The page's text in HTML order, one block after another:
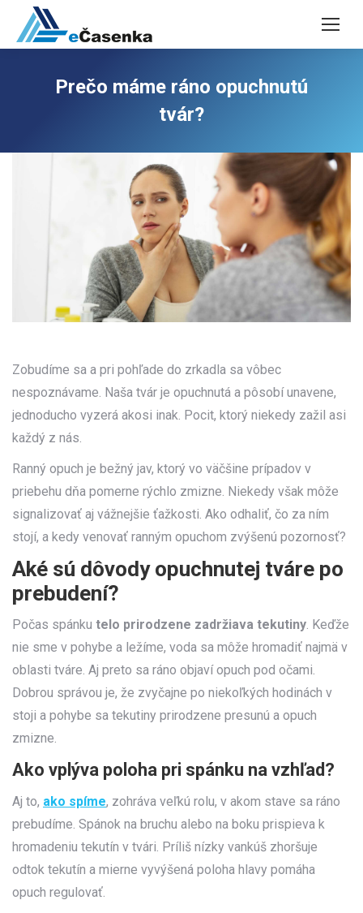
Prečo máme ráno opuchnutú
tvár?
Zobudíme sa a pri pohľade do zrkadla sa vôbec
nespoznávame. Naša tvár je opuchnutá a pôsobí unavene,
jednoducho vyzerá akosi inak. Pocit, ktorý niekedy zažil asi
každý z nás.
Ranný opuch je bežný jav, ktorý vo väčšine prípadov v
priebehu dňa pomerne rýchlo zmizne. Niekedy však môže
signalizovať aj vážnejšie ťažkosti. Ako odhaliť, čo za ním
stojí, a kedy venovať ranným opuchom zvýšenú pozornosť?
Aké sú dôvody opuchnutej tváre po
prebudení?
Počas spánku telo prirodzene zadržiava tekutiny. Keďže
nie sme v pohybe a ležíme, voda sa môže hromadiť najmä v
oblasti tváre. Aj preto sa ráno objaví opuch pod očami.
Dobrou správou je, že zvyčajne po niekoľkých hodinách v
stoji a pohybe sa tekutiny prirodzene presunú a opuch
zmizne.
Ako vplýva poloha pri spánku na vzhľad?
Aj to, ako spíme, zohráva veľkú rolu, v akom stave sa ráno
prebudíme. Spánok na bruchu alebo na boku prispieva k
hromadeniu tekutín v tvári. Príliš nízky vankúš zhoršuje
odtok tekutín a mierne vyvýšená poloha hlavy pomáha
opuch regulovať.